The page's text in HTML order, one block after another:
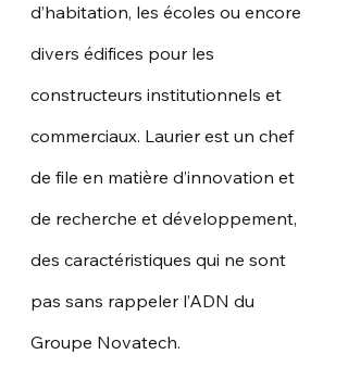
d’habitation, les écoles ou encore
divers édifices pour les
constructeurs institutionnels et
commerciaux. Laurier est un chef
de file en matière d’innovation et
de recherche et développement,
des caractéristiques qui ne sont
pas sans rappeler l’ADN du
Groupe Novatech.